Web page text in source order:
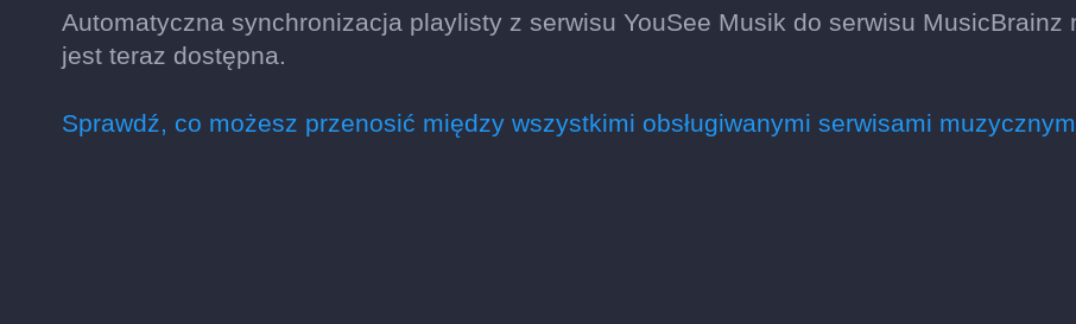
Automatyczna synchronizacja playlisty z serwisu YouSee Musik do serwisu MusicBrainz
jest teraz dostępna.
Sprawdź, co możesz przenosić między wszystkimi obsługiwanymi serwisami